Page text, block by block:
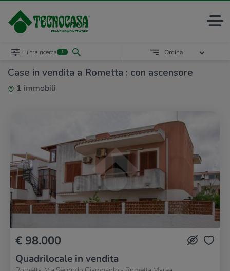
Case in vendita a Rometta : con ascensore
1 immobili
Filtra ricerca 1 Ordina
€ 98.000
Quadrilocale in vendita